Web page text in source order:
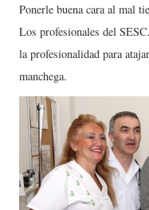
Ponerle buena cara al mal
Los profesionales del
la profesionalidad para
manchega.